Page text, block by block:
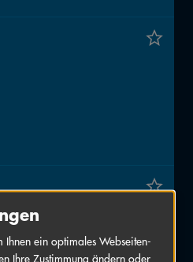
ein optimales Webseiten-
Ihre Zustimmung ändern oder